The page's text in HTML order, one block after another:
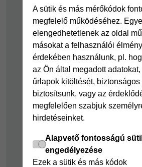
A sütik és más mérőkódok
megfelelő működéséhez.
elengedhetetlenek az oldal
másokat a felhasználói
érdekében használunk, pl.
az Ön által megadott
űrlapok kitöltését,
biztosítsunk, vagy az
megfelelően szabjuk
hirdetéseinket.
Alapvető fontosságú
engedélyezése
Ezek a sütik és más kódok
Tájékoztató
fogyatékkal élő
ügyfelek részére
Hitelkártya
Cofidis Hitelkártya
Joker részletfizetés
Áruhitel Expressz
Mindig Kéznél
kölcsön
Cofidis
kölcsön
Cofidis
Mindig
kölcsön